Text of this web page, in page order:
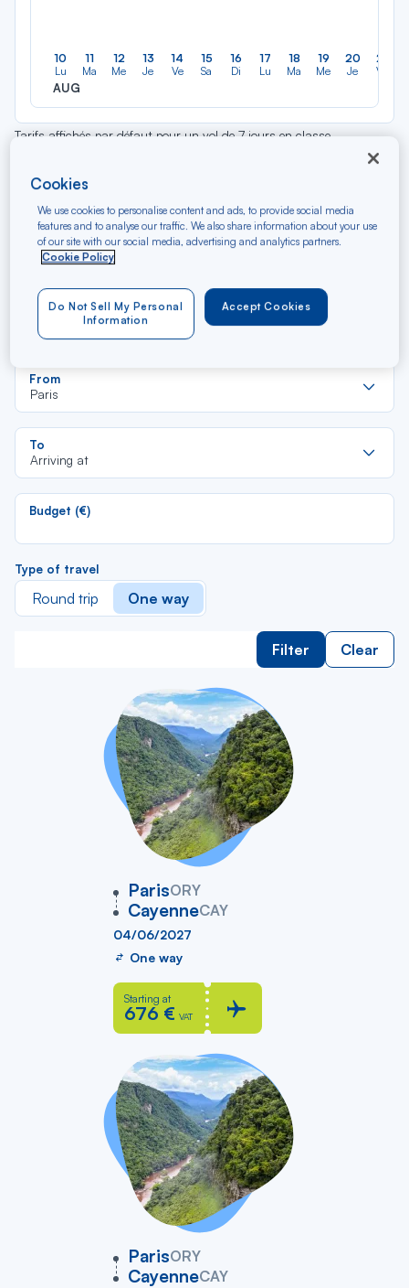
10
Lu
AUG
11
Ma
12
Me
13
Je
14
Ve
15
Sa
16
Di
17
Lu
18
Ma
19
Me
20
Je
21
Ve
Tarifs affichés par défaut pour un vol de 7 jours en classe
réservation. Des frais supplémentaires peuvent être appliqués pour
Find cheap one-way flights
Paris -
From
Paris
To
Arriving at
Budget (€)
Type of travel
Round trip One way
Filter Clear
ParisORY
vers
CayenneCAY
04/06/2027
One way
Starting at
676 € VAT
ParisORY
vers
CayenneCAY
Cookies
We use cookies to personalise content and ads, to provide social media
features and to analyse our traffic. We also share information about your use
of our site with our social media, advertising and analytics partners.
Cookie Policy
Accept Cookies
Do Not Sell My Personal
Information